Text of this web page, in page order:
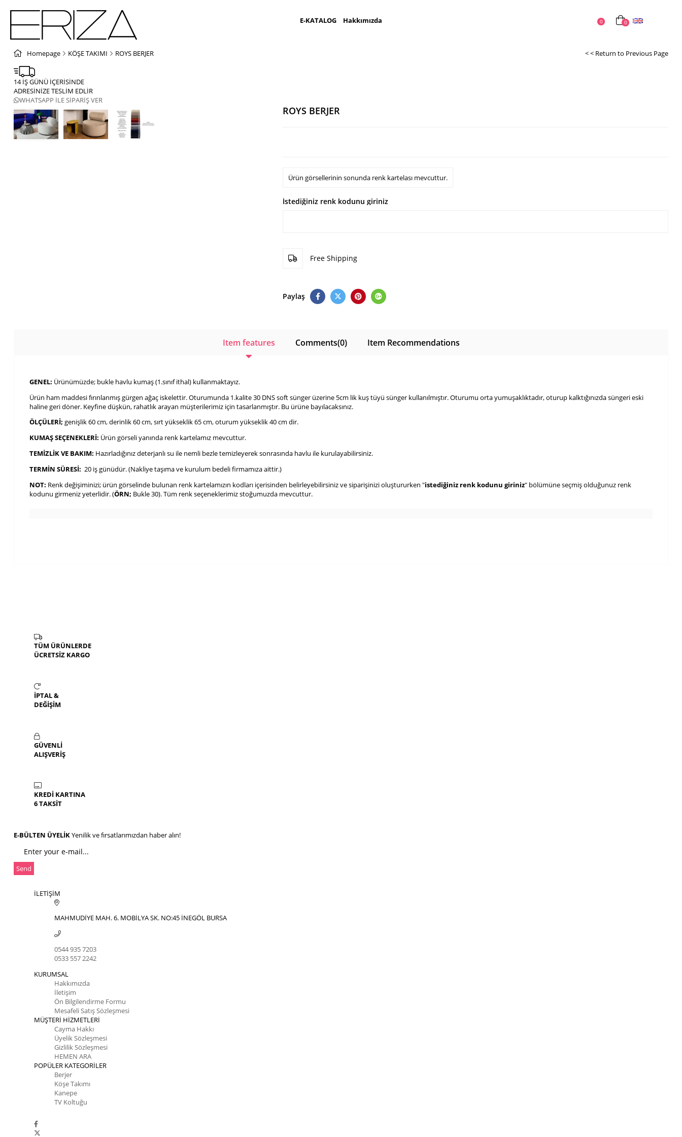
E-KATALOG Hakkımızda 0 0
Homepage KÖŞE TAKIMI ROYS BERJER < < Return to Previous Page
14 İŞ GÜNÜ İÇERİSİNDE
ADRESİNİZE TESLİM EDLİR
WHATSAPP İLE SİPARİŞ VER
ROYS BERJER
Ürün görsellerinin sonunda renk kartelası mevcuttur.
İstediğiniz renk kodunu giriniz
Free Shipping
Paylaş
Item features Comments(0) Item Recommendations
GENEL: Ürünümüzde; bukle havlu kumaş (1.sınıf ithal) kullanmaktayız.
Ürün ham maddesi fırınlanmış gürgen ağaç iskelettir. Oturumunda 1.kalite 30 DNS soft sünger üzerine 5cm lik kuş tüyü sünger kullanılmıştır. Oturumu orta yumuşaklıktadır, oturup kalktığınızda süngeri eski
haline geri döner. Keyfine düşkün, rahatlık arayan müşterilerimiz için tasarlanmıştır. Bu ürüne bayılacaksınız.
ÖLÇÜLERİ; genişlik 60 cm, derinlik 60 cm, sırt yükseklik 65 cm, oturum yükseklik 40 cm dir.
KUMAŞ SEÇENEKLERİ: Ürün görseli yanında renk kartelamız mevcuttur.
TEMİZLİK VE BAKIM: Hazırladığınız deterjanlı su ile nemli bezle temizleyerek sonrasında havlu ile kurulayabilirsiniz.
TERMİN SÜRESİ: 20 iş günüdür. (Nakliye taşıma ve kurulum bedeli firmamıza aittir.)
NOT: Renk değişiminizi; ürün görselinde bulunan renk kartelamızın kodları içerisinden belirleyebilirsiniz ve siparişinizi oluştururken "istediğiniz renk kodunu giriniz" bölümüne seçmiş olduğunuz renk
kodunu girmeniz yeterlidir. (ÖRN; Bukle 30). Tüm renk seçeneklerimiz stoğumuzda mevcuttur.
TÜM ÜRÜNLERDE
ÜCRETSİZ KARGO
İPTAL &
DEĞİŞİM
GÜVENLİ
ALIŞVERİŞ
KREDİ KARTINA
6 TAKSİT
E-BÜLTEN ÜYELİKYenilik ve fırsatlarımızdan haber alın!
Send
İLETİŞİM
MAHMUDİYE MAH. 6. MOBİLYA SK. NO:45 İNEGÖL BURSA
0544 935 7203
0533 557 2242
KURUMSAL
Hakkımızda
İletişim
Ön Bilgilendirme Formu
Mesafeli Satış Sözleşmesi
MÜŞTERİ HİZMETLERİ
Cayma Hakkı
Üyelik Sözleşmesi
Gizlilik Sözleşmesi
HEMEN ARA
POPÜLER KATEGORİLER
Berjer
Köşe Takımı
Kanepe
TV Koltuğu